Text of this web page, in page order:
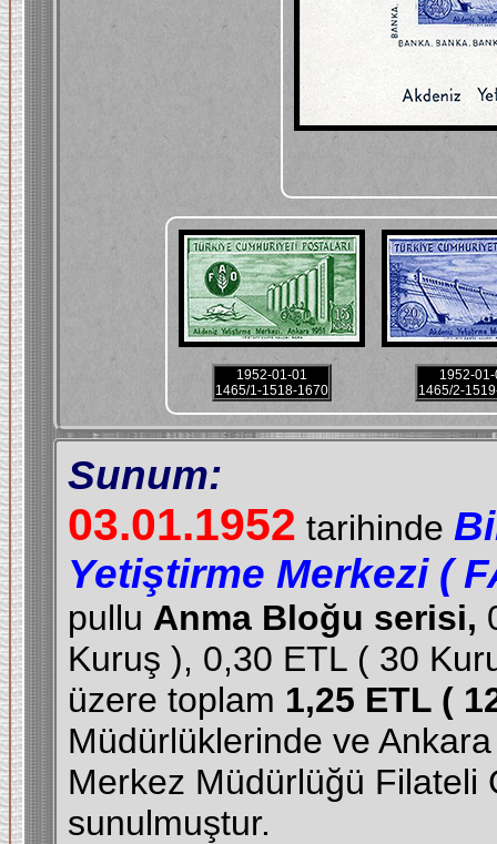
1952-01-01
1465/1-1518-1670
1952-
1465/2-
Sunum:
03.01.1952 tarihinde
Yetiştirme Merkezi (
pullu Anma Bloğu serisi,
Kuruş ), 0,30 ETL ( 30
üzere toplam 1,25 ETL (
Müdürlüklerinde ve
Merkez Müdürlüğü Filateli
sunulmuştur.